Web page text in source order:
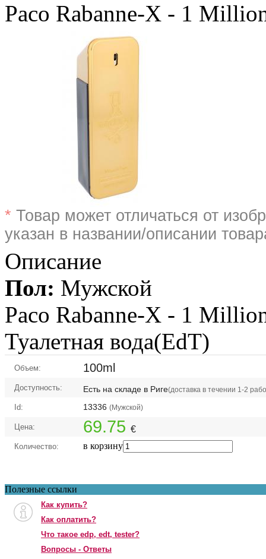
Paco Rabanne-X - 1
* Товар может отличаться от
указан в названии/описании
Описание
Пол: Мужской
Paco Rabanne-X - 1
Туалетная вода(EdT)
Объем: 100ml
Доступность: Есть на складе в Риге(доставка в течении 1-2
Id: 13336 (Мужской)
Цена: 69.75 €
Количество: в корзину
Полезные ссылки
Как купить?
Как оплатить?
Что такое edp, edt, tester?
Вопросы - Ответы